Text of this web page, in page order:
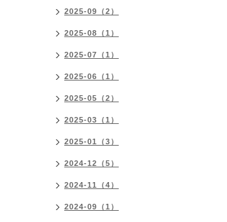
2025-09（2）
2025-08（1）
2025-07（1）
2025-06（1）
2025-05（2）
2025-03（1）
2025-01（3）
2024-12（5）
2024-11（4）
2024-09（1）